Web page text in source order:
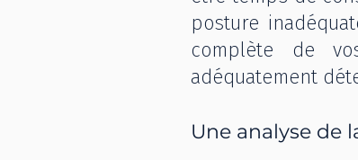
posture
complète de
adéquatement
Une analyse de